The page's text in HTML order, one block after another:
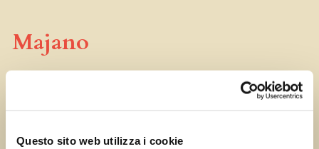
Questo sito web utilizza i cookie
Majano